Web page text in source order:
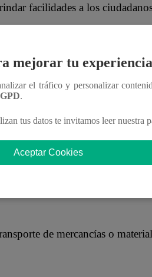
facilidades a los
licencia de conducir pueden
física y necesiten un duplicado
de mercancías o
mejorar tu
el tráfico y personalizar
.
tus datos te invitamos leer nuestra
Aceptar Cookies